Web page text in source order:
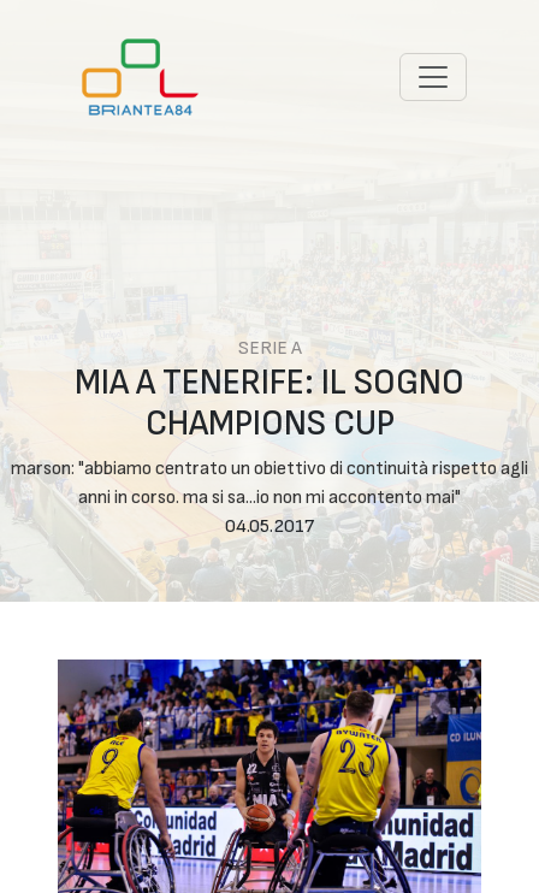
SERIE A
MIA A TENERIFE: IL SOGNO
CHAMPIONS CUP
marson: "abbiamo centrato un obiettivo di continuità rispetto agli
anni in corso. ma si sa...io non mi accontento mai"
04.05.2017